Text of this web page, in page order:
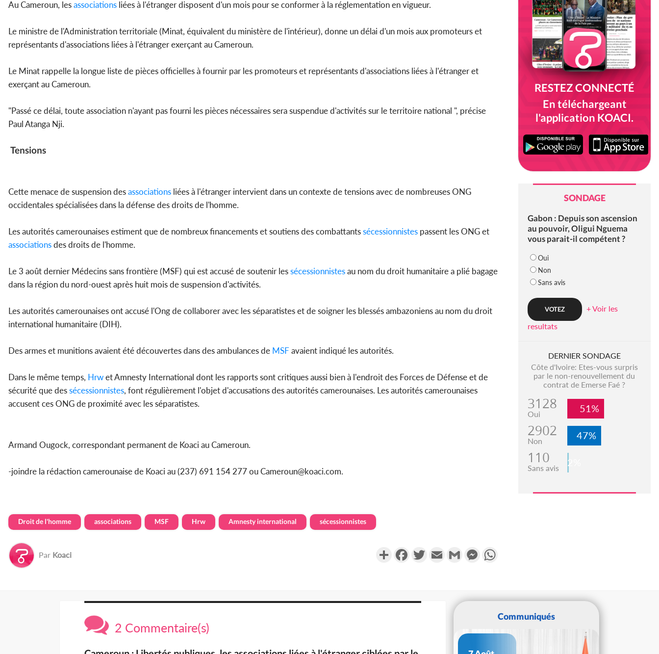
Au Cameroun, lesassociations liées à l'étranger disposent d'un mois pour se conformer à la réglementation en vigueur.
Le ministre de l'Administration territoriale (Minat, équivalent du ministère de l'intérieur), donne un délai d'un mois aux promoteurs et
représentants d'associations liées à l'étranger exerçant au Cameroun.
Le Minat rappelle la longue liste de pièces officielles à fournir par les promoteurs et représentants d'associations liées à l'étranger et
exerçant au Cameroun.
"Passé ce délai, toute association n'ayant pas fourni les pièces nécessaires sera suspendue d'activités sur le territoire national ", précise
Paul Atanga Nji.
Tensions
Cette menace de suspension desassociations liées à l'étranger intervient dans un contexte de tensions avec de nombreuses ONG
occidentales spécialisées dans la défense des droits de l'homme.
Les autorités camerounaises estiment que de nombreux financements et soutiens des combattantssécessionnistes passent les ONG et
associationsdes droits de l'homme.
Le 3 août dernier Médecins sans frontière (MSF) qui est accusé de soutenir lessécessionnistesau nom du droit humanitaire a plié bagage
dans la région du nord-ouest après huit mois de suspension d'activités.
Les autorités camerounaises ont accusé l'Ong de collaborer avec les séparatistes et de soigner les blessés ambazoniens au nom du droit
international humanitaire (DIH).
Des armes et munitions avaient été découvertes dans des ambulances de MSF avaient indiqué les autorités.
Dans le même temps, Hrwet Amnesty International dont les rapports sont critiques aussi bien à l'endroit des Forces de Défense et de
sécurité que dessécessionnistes, font régulièrement l'objet d'accusations des autorités camerounaises. Les autorités camerounaises
accusent ces ONG de proximité avec les séparatistes.
Armand Ougock, correspondant permanent de Koaci au Cameroun.
-joindre la rédaction camerounaise de Koaci au (237) 691 154 277 ou Cameroun@koaci.com.
Droit de l'homme associations MSF Hrw Amnesty international sécessionnistes
Par Koaci PartagerFacebookTwitterEmail Gmail Messenger
RESTEZ CONNECTÉ
En téléchargeant
l'application KOACI.
SONDAGE
Gabon : Depuis son ascension
au pouvoir, Oligui Nguema
vous parait-il compétent ?
Oui
Non
Sans avis
+ Voir les
resultats
DERNIER SONDAGE
Côte d'Ivoire: Etes-vous surpris
par le non-renouvellement du
contrat de Emerse Faé ?
3128
Oui 51%
2902
Non 47%
110
Sans avis 2%
2 Commentaire(s)
Communiqués